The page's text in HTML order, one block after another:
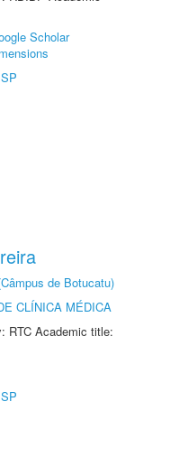
Scholar
de Botucatu)
CLÍNICA MÉDICA
RTC Academic title: